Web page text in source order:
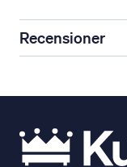
Recensioner